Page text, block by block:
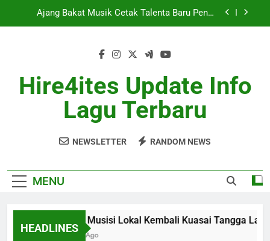
Berita Musik Hits dengan Update Lagu Viral
Ajang Bakat Musik Cetak Talenta Baru Penuh
Berita Musik Hits dengan Update Lagu Viral
Industri Musik Global Semakin Kompetitif Mei
Hire4ites Update Info
Lagu Terbaru
NEWSLETTER RANDOM NEWS
MENU
HEADLINES
Album Musisi Lokal Kembali Kuasai Tangga Lagu
1 Month Ago